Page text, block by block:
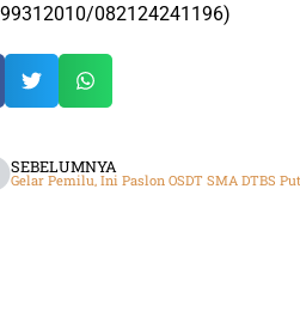
082124241196)
SEBELUMNYA